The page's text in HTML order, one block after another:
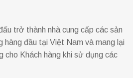
trở thành nhà cung cấp các sản
hàng đầu tại Việt Nam và mang lại
Khách hàng khi sử dụng các